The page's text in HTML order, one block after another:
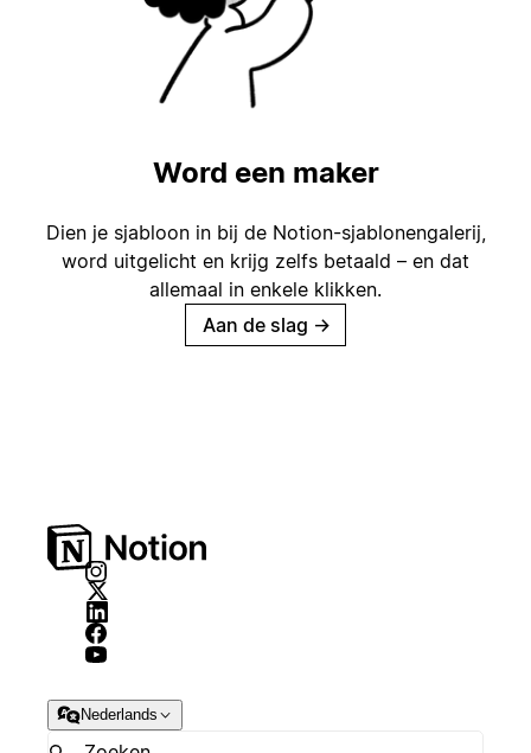
Word een maker
Dien je sjabloon in bij de Notion-sjablonengalerij,
word uitgelicht en krijg zelfs betaald – en dat
allemaal in enkele klikken.
Aan de slag →
Nederlands